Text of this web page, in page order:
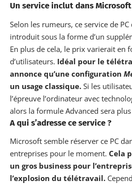
Un service inclut dans
Selon les rumeurs, ce service de
introduit sous la forme d’un
En plus de cela, le prix varierait en
d’utilisateurs. Idéal pour le
annonce qu’une configuration
un usage classique. Si les
l’épreuve l’ordinateur avec
alors la formule Advanced sera
A qui s’adresse ce service ?
Microsoft semble réserver ce PC
entreprises pour le moment. Cela
un gros business pour
l’explosion du télétravail.